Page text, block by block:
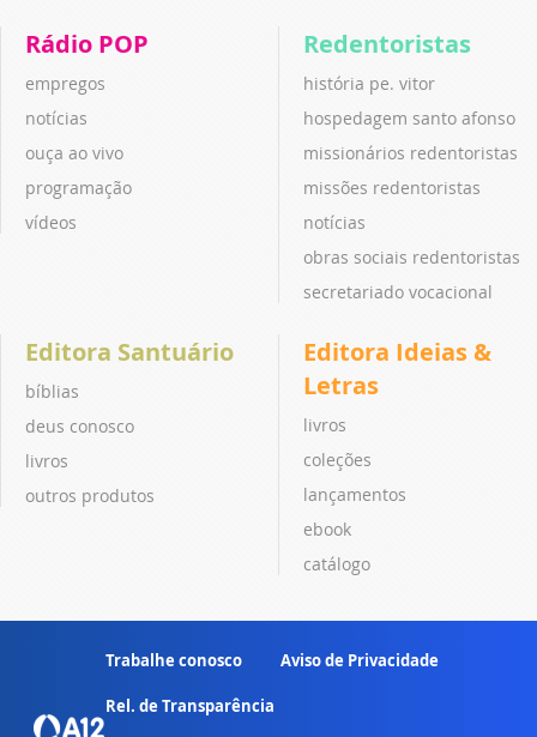
Rádio POP
empregos
notícias
ouça ao vivo
programação
vídeos
Redentoristas
história pe. vitor
hospedagem santo afonso
missionários redentoristas
missões redentoristas
notícias
obras sociais redentoristas
secretariado vocacional
Editora Santuário
bíblias
deus conosco
livros
outros produtos
Editora Ideias &
Letras
livros
coleções
lançamentos
ebook
catálogo
Trabalhe conosco Aviso de Privacidade
Rel. de Transparência